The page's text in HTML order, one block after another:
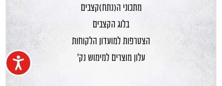
מתכוני ה(נתח)קצבים
בלוג הקצבים
הצטרפות למועדון הלקוחות
עלון מוצרים למימוש נק'